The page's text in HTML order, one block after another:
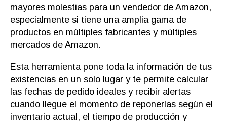
mayores molestias para un vendedor de Amazon,
especialmente si tiene una amplia gama de
productos en múltiples fabricantes y múltiples
mercados de Amazon.
Esta herramienta pone toda la información de tus
existencias en un solo lugar y te permite calcular
las fechas de pedido ideales y recibir alertas
cuando llegue el momento de reponerlas según el
inventario actual, el tiempo de producción y